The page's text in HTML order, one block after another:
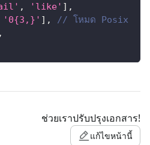
, 'like' ] ,
'0{3,}' ] ,
// โหมด Posix
,
ช่วยเราปรับปรุงเอกสาร!
แก้ไขหน้านี้